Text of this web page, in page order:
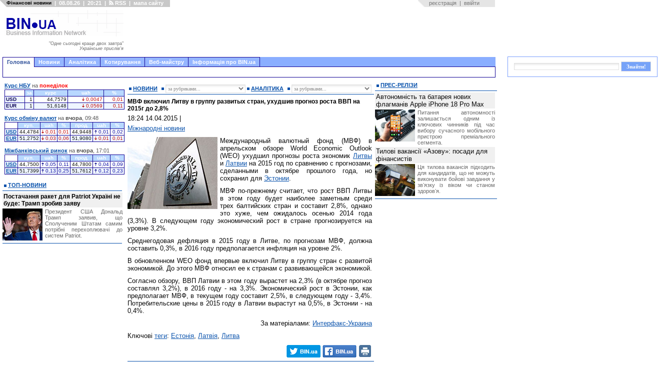
Фінансові новини | 08.08.26 | 20:21 | RSS | мапа сайту реєстрація | ввійти
"Одне сьогодні краще двох завтра"
Українське прислів'я
Головна Новини Аналітика Котирування Веб-майстру Інформація про BIN.ua
НОВИНИ АНАЛІТИКА
МВФ включил Литву в группу развитых стран, ухудшив прогноз роста ВВП на
2015г до 2,8%
18:24 14.04.2015
Міжнародні новини
Международный валютный фонд (МВФ) в
апрельском обзоре World Economic Outlook
(WEO) ухудшил прогнозы роста экономик Литвы
и Латвии на 2015 год по сравнению с прогнозами,
сделанными в октябре прошлого года, но
сохранил для Эстонии.
МВФ по-прежнему считает, что рост ВВП Литвы
в этом году будет наиболее заметным среди
трех балтийских стран и составит 2,8%, однако
это хуже, чем ожидалось осенью 2014 года
(3,3%). В следующем году экономический рост в стране прогнозируется на
уровне 3,2%.
Среднегодовая дефляция в 2015 году в Литве, по прогнозам МВФ, должна
составить 0,3%, в 2016 году предполагается инфляция на уровне 2%.
В обновленном WEO фонд впервые включил Литву в группу стран с развитой
экономикой. До этого МВФ относил ее к странам с развивающейся экономикой.
Согласно обзору, ВВП Латвии в этом году вырастет на 2,3% (в октябре прогноз
составлял 3,2%), в 2016 году - на 3,3%. Экономический рост в Эстонии, как
предполагает МВФ, в текущем году составит 2,5%, в следующем году - 3,4%.
Потребительские цены в 2015 году в Латвии вырастут на 0,5%, в Эстонии - на
0,4%.
За матеріалами: Интерфакс-Украина
Ключові теги: Естонія, Латвія, Литва
Курс НБУ на понеділок
за курс uah
%
USD
1 44,7579 0,0047
0,01
EUR
1 51,6148 0,0569 0,11
Курс обміну валют на вчора , 09:48
куп. uah % прод. uah
%
USD 44,4784 0,01 0,01 44,9448 0,01
0,02
EUR 51,2752 0,03 0,06 51,9080 0,01 0,01
Міжбанківський ринок на вчора , 17:01
куп. uah % прод. uah
%
USD 44,7500 0,05 0,11 44,7800 0,04
0,09
EUR 51,7399 0,13 0,25 51,7612 0,12 0,23
ТОП-НОВИНИ
Постачання ракет для Patriot Україні не
буде: Трамп зробив заяву
Президент США Дональд
Трамп заявив, що
Сполученим Штатам самим
потрібні перехоплювачі до
систем Patriot.
ПРЕС-РЕЛІЗИ
Автономність та батарея нових
флагманів Apple iPhone 18 Pro Max
Питання автономності
залишається одним із
ключових чинників під час
вибору сучасного мобільного
пристрою преміального
сегмента.
Тилові вакансії «Азову»: посади для
фінансистів
Ця тилова вакансія підходить
для кандидатів, що не можуть
виконувати бойові завдання у
звʼязку із віком чи станом
здоровʼя.